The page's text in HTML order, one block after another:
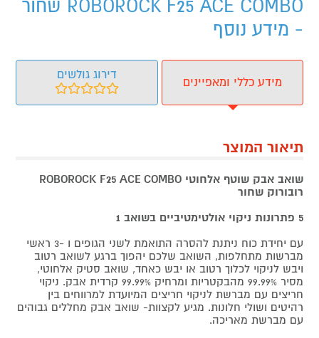
ROBOROCK F25 ACE COMBO שחור
- מידע נוסף
מידע כללי ומאפיינים
דירוג גולשים
תיאור המוצר
שואב אבק שוטף אלחוטי ROBOROCK F25 ACE COMBO
רובורוק שחור
5 פתרונות ניקוי אולטימטיביים בשואב 1
עם יחידת כוח ניתנת להסרה התואמת לשני הגופים ו -3 ראשי
מברשות מתחלפות, השואב שלכם יהפוך ברגע לשואב רטוב
ויבש לניקוי לכלוך רטוב או יבש כאחד, שואב סטיק אלחוטי,
מסיר 99.99% מהבקטריות ומרחיק 99.99% קרדית אבק. ניקוי
חריצים עם מברשת לניקוי חריצים המיועדת למרווחים בין
רהיטים ושולי חלונות. מגיע לקצוות- שואב אבק מחללים גבוהים
עם מברשת מאריכה.